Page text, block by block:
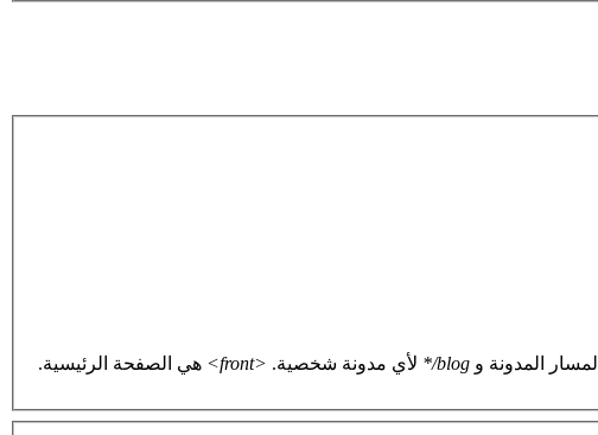
لمسار المدونة و blog/* لأي مدونة شخصية. <front>
هي الصفحة الرئيسية.